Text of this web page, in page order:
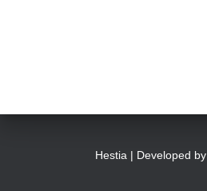
Hestia | Developed by